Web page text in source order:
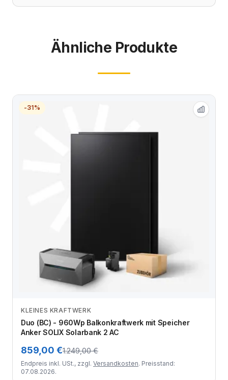
Ähnliche Produkte
-31%
Zum Angebot
KLEINES KRAFTWERK
Duo (BC) - 960Wp Balkonkraftwerk mit Speicher
Anker SOLIX Solarbank 2 AC
859,00 €1.249,00 €
Endpreis inkl. USt., zzgl. Versandkosten. Preisstand:
07.08.2026.